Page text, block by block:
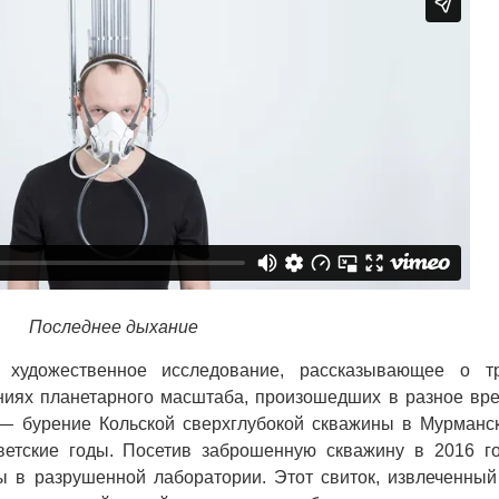
Последнее дыхание
исследование, рассказывающее о
планетарного масштаба, произошедших в разное
Кольской сверхглубокой скважины в
годы. Посетив заброшенную скважину в 2016
разрушенной лаборатории. Этот свиток,